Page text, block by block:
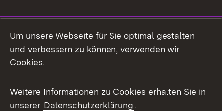
Facebook
X / Twitter
Um unsere Webseite für Sie optimal gestalten
und verbessern zu können, verwenden wir
Cookies.
Weitere Informationen zu Cookies erhalten Sie in
unserer Datenschutzerklärung.